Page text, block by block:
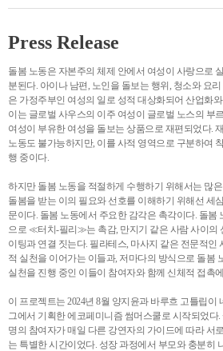
Press Release
돌봄 노동은 자본주의 체제 안에서 여성이 사랑으로
분된다. 아이나 남편, 노인을 돌보는 행위, 청소와 요
은 가정주부인 여성의 일로 성적 대상화되어 산업화
이는 글로벌 사우스의 이주 여성이 글로벌 노스의 부
여성이 부유한 여성을 돌보는 상품으로 재편되었다.
노동도 불가능하지만, 이를 사적 영역으로 구분하여
행 중이다.
하지만 돌봄 노동을 적절하게 수행하기 위해서는 많
돌봄을 받는 이의 필요와 선호를 이해하기 위해선 세
문이다. 돌봄 노동에서 주요한 감각은 촉각이다. 돌봄
으로 ≪터치-필리≫는 촉감, 만지기 같은 사람 사이의
이팅과 연결 짓는다. 필라테스, 마사지 같은 전문적인
적 실천을 이어가는 이들과, 저마다의 방식으로 돌봄
실천을 진행 중인 이들이 참여자와 함께 신체적 접촉
이 프로젝트는 2024년 8월 양지윤과 바루흐 고틀립이
그에서 기획한 에코페미니즘 썸머스쿨로 시작되었다
명의 참여자가 매일 다른 강연자의 가이드에 따라 서
는 특별한 시간이었다. 성장 과정에서 부모와 충분히